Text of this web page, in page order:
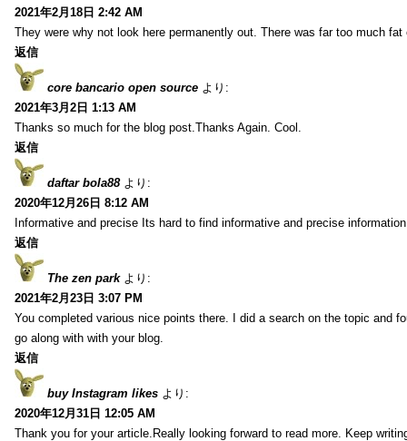
2021年2月18日 2:42 AM
They were why not look here permanently out. There was far too much fat
返信
core bancario open source より:
2021年3月2日 1:13 AM
Thanks so much for the blog post.Thanks Again. Cool.
返信
daftar bola88 より:
2020年12月26日 8:12 AM
Informative and precise Its hard to find informative and precise
返信
The zen park より:
2021年2月23日 3:07 PM
You completed various nice points there. I did a search on the topic and
go along with with your blog.
返信
buy Instagram likes より:
2020年12月31日 12:05 AM
Thank you for your article.Really looking forward to read more. Keep